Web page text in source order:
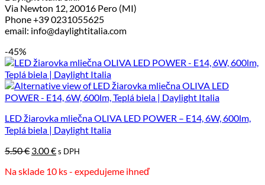
Via Newton 12, 20016 Pero (MI)
Phone +39 0231055625
email: info@daylightitalia.com
-45%
LED žiarovka mliečna OLIVA LED POWER – E14, 6W, 600lm,
Teplá biela | Daylight Italia
5.50€ Pôvodná
bola:
3.00€Aktuálna
je:
s DPH
Na sklade 10 ks - expedujeme ihneď